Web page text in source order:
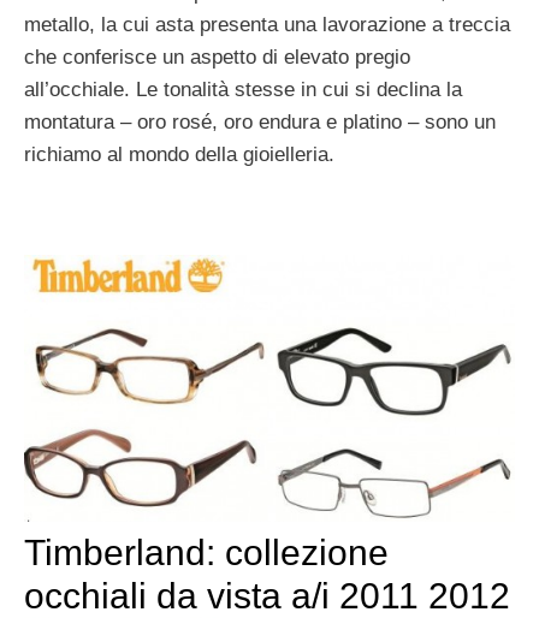
metallo, la cui asta presenta una lavorazione a treccia
che conferisce un aspetto di elevato pregio
all’occhiale. Le tonalità stesse in cui si declina la
montatura – oro rosé, oro endura e platino – sono un
richiamo al mondo della gioielleria.
Timberland: collezione
occhiali da vista a/i 2011 2012